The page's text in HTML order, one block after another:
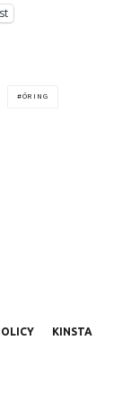
ÖRING
KINSTA